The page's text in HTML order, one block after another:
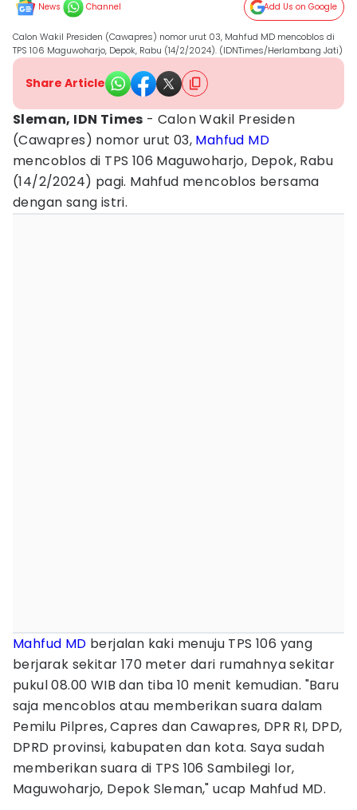
News Channel Add Us on Google
Calon Wakil Presiden (Cawapres) nomor urut 03, Mahfud MD mencoblos di
TPS 106 Maguwoharjo, Depok, Rabu (14/2/2024). (IDNTimes/Herlambang Jati)
Share Article
Sleman, IDN Times - Calon Wakil Presiden
(Cawapres) nomor urut 03, Mahfud MD
mencoblos di TPS 106 Maguwoharjo, Depok, Rabu
(14/2/2024) pagi. Mahfud mencoblos bersama
dengan sang istri.
Mahfud MD berjalan kaki menuju TPS 106 yang
berjarak sekitar 170 meter dari rumahnya sekitar
pukul 08.00 WIB dan tiba 10 menit kemudian. "Baru
saja mencoblos atau memberikan suara dalam
Pemilu Pilpres, Capres dan Cawapres, DPR RI, DPD,
DPRD provinsi, kabupaten dan kota. Saya sudah
memberikan suara di TPS 106 Sambilegi lor,
Maguwoharjo, Depok Sleman," ucap Mahfud MD.